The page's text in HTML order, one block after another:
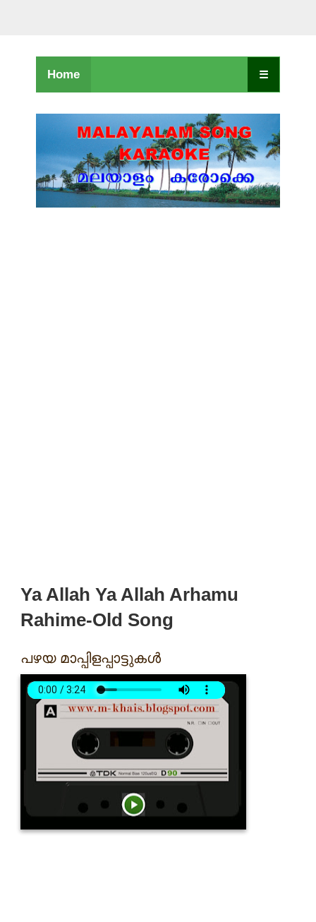
Home ☰
Ya Allah Ya Allah Arhamu
Rahime-Old Song
പഴയ മാപ്പിളപ്പാട്ടുകൾ